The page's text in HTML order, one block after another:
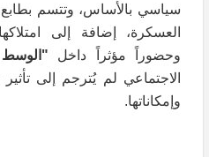
سياسي بالأساس، وتتسم بطابع
العسكرة، إضافة إلى
وحضوراً مؤثراً داخل
الاجتماعي لم يُترجم إلى
وإمكاناتها.